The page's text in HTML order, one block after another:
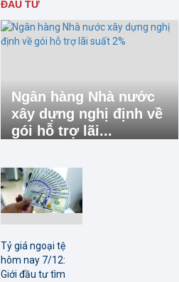
ĐẦU TƯ
Ngân hàng Nhà nước
xây dựng nghị định về
gói hỗ trợ lãi...
Tỷ giá ngoại tệ
hôm nay 7/12:
Giới đầu tư tìm